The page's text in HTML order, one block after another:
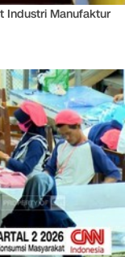
Industri Manufaktur